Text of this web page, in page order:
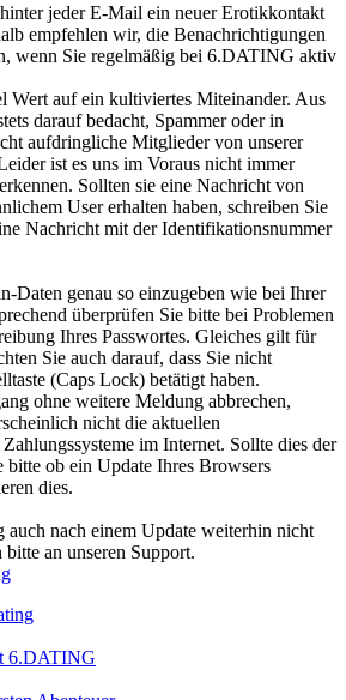
jeder E-Mail ein neuer Erotikkontakt
empfehlen wir, die Benachrichtigungen
wenn Sie regelmäßig bei 6.DATING aktiv
Wert auf ein kultiviertes Miteinander. Aus
darauf bedacht, Spammer oder in
aufdringliche Mitglieder von unserer
ist es uns im Voraus nicht immer
Sollten sie eine Nachricht von
User erhalten haben, schreiben Sie
Nachricht mit der Identifikationsnummer
Daten genau so einzugeben wie bei Ihrer
überprüfen Sie bitte bei Problemen
Ihres Passwortes. Gleiches gilt für
Sie auch darauf, dass Sie nicht
(Caps Lock) betätigt haben.
ohne weitere Meldung abbrechen,
nicht die aktuellen
im Internet. Sollte dies der
bitte ob ein Update Ihres Browsers
dies.
auch nach einem Update weiterhin nicht
an unseren Support.
6.DATING